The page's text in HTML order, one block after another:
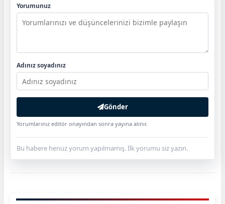
Yorumunuz
Adınız soyadınız
Gönder
Yorumlarınız editör onayından sonra yayına alınır.
Bu habere henüz yorum yapılmamış. İlk yorumu siz yazın.